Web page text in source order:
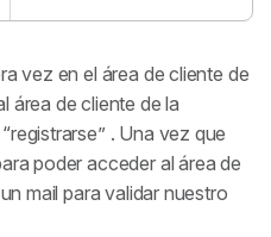
vez en el área de cliente de
área de cliente de la
. Una vez que
poder acceder al área de
mail para validar nuestro